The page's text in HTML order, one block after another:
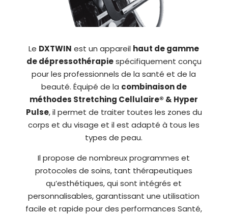
Le DXTWIN est un appareil haut de gamme
de dépressothérapiespécifiquement conçu
pour les professionnels de la santé et de la
beauté. Équipé de la combinaison de
méthodes Stretching Cellulaire® & Hyper
Pulse, il permet de traiter toutes les zones du
corps et du visage et il est adapté à tous les
types de peau.
Il propose de nombreux programmes et
protocoles de soins, tant thérapeutiques
qu’esthétiques, qui sont intégrés et
personnalisables, garantissant une utilisation
facile et rapide pour des performances Santé,